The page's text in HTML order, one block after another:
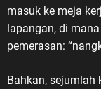
masuk ke meja
lapangan, di
pemerasan:
Bahkan, sejumlah